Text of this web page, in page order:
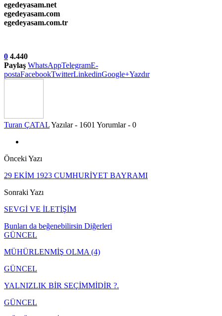
egedeyasam.net
egedeyasam.com
egedeyasam.com.tr
0 4.440
Paylaş WhatsAppTelegramE-
postaFacebookTwitterLinkedinGoogle+Yazdır
Turan ÇATALYazılar - 1601 Yorumlar - 0
Önceki Yazı
29 EKİM 1923 CUMHURİYET BAYRAMI
Sonraki Yazı
SEVGİ VE İLETİŞİM
Bunları da beğenebilirsin Diğerleri
GÜNCEL
MÜHÜRLENMİŞ OLMA (4)
GÜNCEL
YALNIZLIK BİR SEÇİMMİDİR ?.
GÜNCEL